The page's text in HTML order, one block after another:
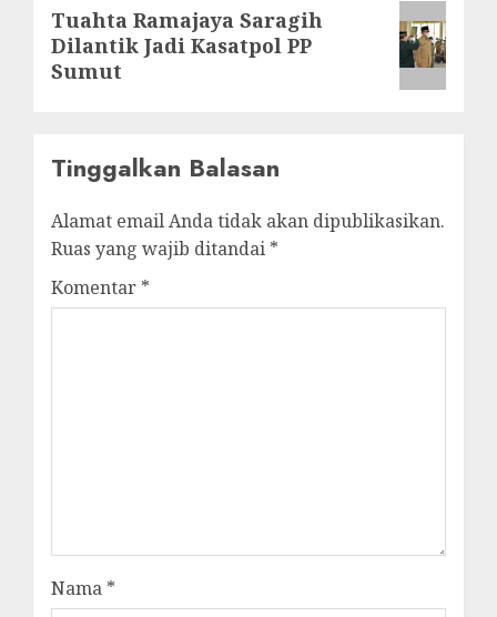
Next
post:
Tuahta Ramajaya Saragih
Dilantik Jadi Kasatpol PP
Sumut
Tinggalkan Balasan
Alamat email Anda tidak akan dipublikasikan.
Ruas yang wajib ditandai *
Komentar *
Nama *